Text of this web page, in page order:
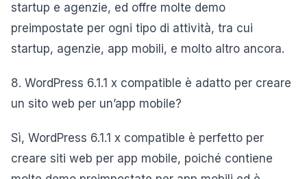
startup e agenzie, ed offre molte demo
preimpostate per ogni tipo di attività, tra cui
startup, agenzie, app mobili, e molto altro ancora.
8. WordPress 6.1.1 x compatible è adatto per creare
un sito web per un’app mobile?
Sì, WordPress 6.1.1 x compatible è perfetto per
creare siti web per app mobile, poiché contiene